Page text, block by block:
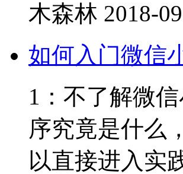
木森林 2018-
如何入门微信
1：不了解微
序究竟是什么
以直接进入实